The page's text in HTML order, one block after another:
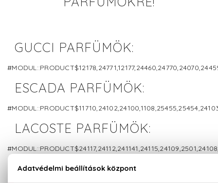
GUCCI PARFÜMÖK:
ESCADA PARFÜMÖK:
LACOSTE PARFÜMÖK:
CALVIN KLEIN PARFÜMÖK: